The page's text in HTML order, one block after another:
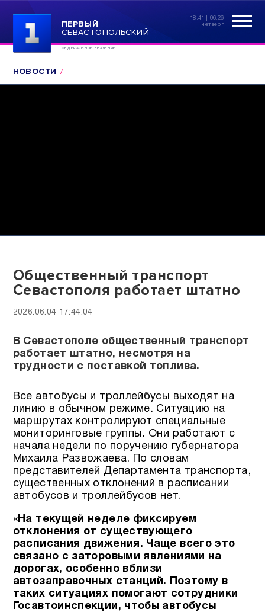
ПЕРВЫЙ
СЕВАСТОПОЛЬСКИЙ
ФЕДЕРАЛЬНОЕ ЗНАЧЕНИЕ
18:41 | 06.26
четверг
НОВОСТИ
Общественный транспорт
Севастополя работает штатно
2026.06.04 17:44:04
В Севастополе общественный транспорт
работает штатно, несмотря на
трудности с поставкой топлива.
Все автобусы и троллейбусы выходят на
линию в обычном режиме. Ситуацию на
маршрутах контролируют специальные
мониторинговые группы. Они работают с
начала недели по поручению губернатора
Михаила Развожаева. По словам
представителей Департамента транспорта,
существенных отклонений в расписании
автобусов и троллейбусов нет.
«На текущей неделе фиксируем
отклонения от существующего
расписания движения. Чаще всего это
связано с заторовыми явлениями на
дорогах, особенно вблизи
автозаправочных станций. Поэтому в
таких ситуациях помогают сотрудники
Госавтоинспекции, чтобы автобусы